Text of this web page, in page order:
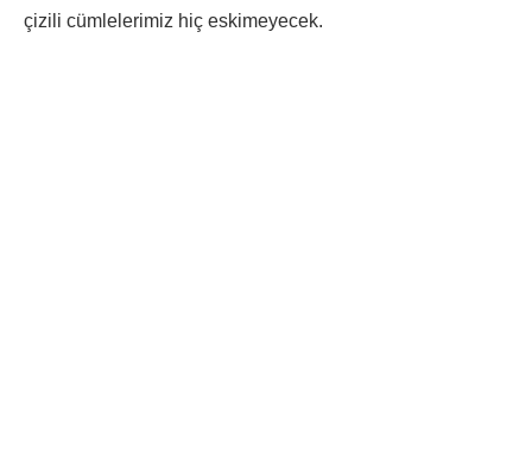
çizili cümlelerimiz hiç eskimeyecek.